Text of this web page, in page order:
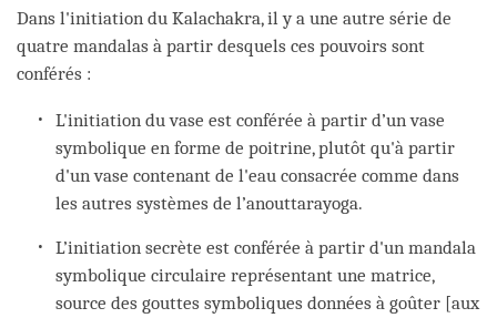
Dans l'initiation du Kalachakra, il y a une autre série de
quatre mandalas à partir desquels ces pouvoirs sont
conférés :
L'initiation du vase est conférée à partir d’un vase
symbolique en forme de poitrine, plutôt qu'à partir
d'un vase contenant de l'eau consacrée comme dans
les autres systèmes de l’anouttarayoga.
L’initiation secrète est conférée à partir d'un mandala
symbolique circulaire représentant une matrice,
source des gouttes symboliques données à goûter [aux